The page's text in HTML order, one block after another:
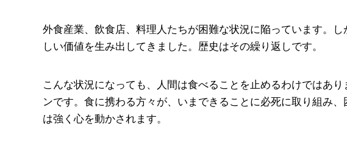
外食産業、飲食店、料理人たちが困難な状況に陥っています。
しい価値を生み出してきました。歴史はその繰り返しです。
こんな状況になっても、人間は食べることを止めるわけではあ
ンです。食に携わる方々が、いまできることに必死に取り組み
は強く心を動かされます。